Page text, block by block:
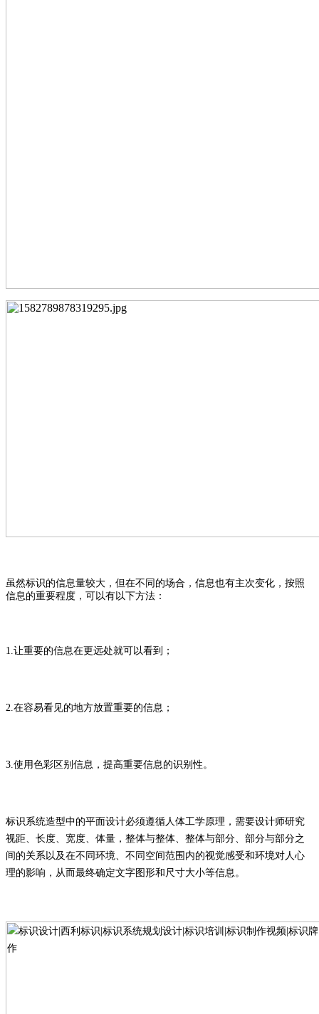
虽然标识的信息量较大，但在不同的场合，信息也有主次变化，按照
信息的重要程度，可以有以下方法：
1. 让重要的信息在更远处就可以看到；
2. 在容易看见的地方放置重要的信息；
3. 使用色彩区别信息，提高重要信息的识别性。
标识系统造型中的平面设计必须遵循人体工学原理，需要设计师研究
视距、长度、宽度、体量，整体与整体、整体与部分、部分与部分之
间的关系以及在不同环境、不同空间范围内的视觉感受和环境对人心
理的影响，从而最终确定文字图形和尺寸大小等信息。